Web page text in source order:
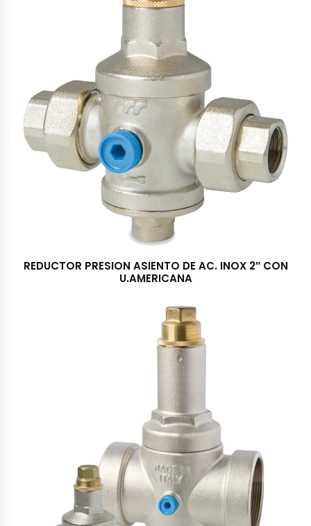
REDUCTOR PRESION ASIENTO DE AC. INOX 2″ CON
U.AMERICANA